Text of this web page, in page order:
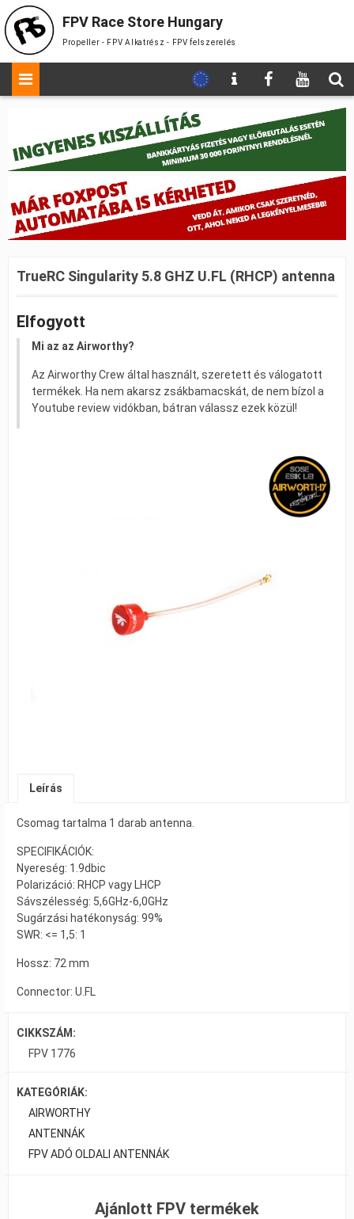
FPV Race Store Hungary
Propeller - FPV Alkatrész - FPV felszerelés
TrueRC Singularity 5.8 GHZ U.FL (RHCP) antenna
Elfogyott
Mi az az Airworthy?
Az Airworthy Crew által használt, szeretett és válogatott
termékek. Ha nem akarsz zsákbamacskát, de nem bízol a
Youtube review vidókban, bátran válassz ezek közül!
Leírás
Csomag tartalma 1 darab antenna.
SPECIFIKÁCIÓK:
Nyereség: 1.9dbic
Polarizáció: RHCP vagy LHCP
Sávszélesség: 5,6GHz-6,0GHz
Sugárzási hatékonyság: 99%
SWR: <= 1,5: 1
Hossz: 72 mm
Connector: U.FL
CIKKSZÁM:
FPV 1776
KATEGÓRIÁK:
AIRWORTHY
ANTENNÁK
FPV ADÓ OLDALI ANTENNÁK
Ajánlott FPV termékek